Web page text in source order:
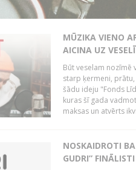
MŪZIKA VIENO
AICINA UZ
Būt veselam nozīmē
starp ķermeni,
šādu ideju "Fonds
kuras šī gada
maksas un atvērts
NOSKAIDROTI
GUDRI” FINĀLISTI